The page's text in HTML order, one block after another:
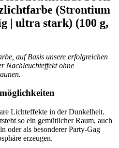
(Strontium
| ultra stark) (100 g,
auf Basis unsere erfolgreichen
Nachleuchteffekt ohne
Lichteffekte in der Dunkelheit.
so ein gemütlicher Raum, auch
oder als besonderer Party-Gag
erzeugen.